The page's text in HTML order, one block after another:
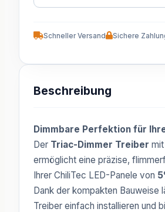
Schneller Versand Sichere
Beschreibung
Dimmbare Perfektion für
Der Triac-Dimmer Treiber mit
ermöglicht eine präzise,
Ihrer ChiliTec LED-Panele von
Dank der kompakten Bauweise
Treiber einfach installieren und